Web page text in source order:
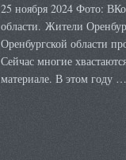
25 ноября 2024 Фото:
области. Жители
Оренбургской области
Сейчас многие
материале. В этом году …